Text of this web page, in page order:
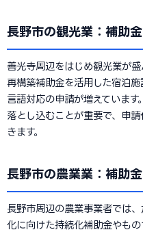
長野市の観光業：補助
善光寺周辺をはじめ観光業が
再構築補助金を活用した宿泊
言語対応の申請が増えていま
落とし込むことが重要で、申
きます。
長野市の農業業：補助
長野市周辺の農業事業者では
化に向けた持続化補助金やもの